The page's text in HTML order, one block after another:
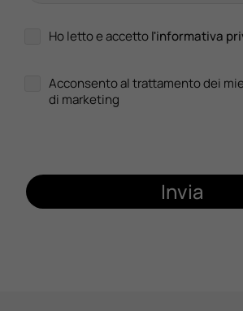
Ho letto e accettol'informativa
Acconsento al trattamento dei
di marketing
Invia